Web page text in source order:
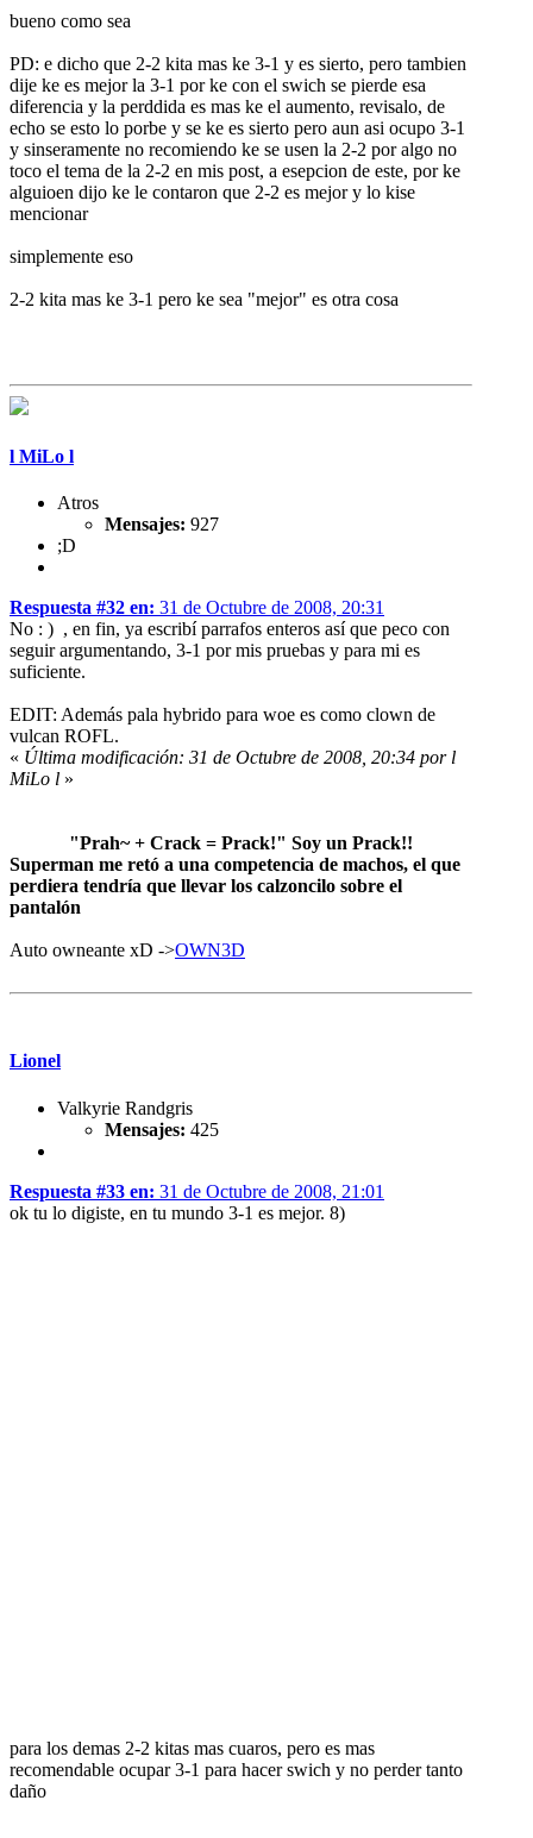
bueno como sea
PD: e dicho que 2-2 kita mas ke 3-1 y es sierto, pero tambien
dije ke es mejor la 3-1 por ke con el swich se pierde esa
diferencia y la perddida es mas ke el aumento, revisalo, de
echo se esto lo porbe y se ke es sierto pero aun asi ocupo 3-1
y sinseramente no recomiendo ke se usen la 2-2 por algo no
toco el tema de la 2-2 en mis post, a esepcion de este, por ke
alguioen dijo ke le contaron que 2-2 es mejor y lo kise
mencionar
simplemente eso
2-2 kita mas ke 3-1 pero ke sea "mejor" es otra cosa
l MiLo l
Atros
Mensajes: 927
;D
Respuesta #32 en: 31 de Octubre de 2008, 20:31
No : ) , en fin, ya escribí parrafos enteros así que peco con
seguir argumentando, 3-1 por mis pruebas y para mi es
suficiente.
EDIT: Además pala hybrido para woe es como clown de
vulcan ROFL.
« Última modificación: 31 de Octubre de 2008, 20:34 por l
MiLo l »
"Prah~ + Crack = Prack!" Soy un Prack!!
Superman me retó a una competencia de machos, el que
perdiera tendría que llevar los calzoncilo sobre el
pantalón
Auto owneante xD ->OWN3D
Lionel
Valkyrie Randgris
Mensajes: 425
Respuesta #33 en: 31 de Octubre de 2008, 21:01
ok tu lo digiste, en tu mundo 3-1 es mejor. 8)
para los demas 2-2 kitas mas cuaros, pero es mas
recomendable ocupar 3-1 para hacer swich y no perder tanto
daño